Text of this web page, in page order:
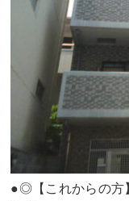
●◎【これからの方